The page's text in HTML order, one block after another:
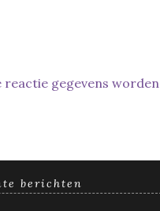
reactie gegevens worden
berichten